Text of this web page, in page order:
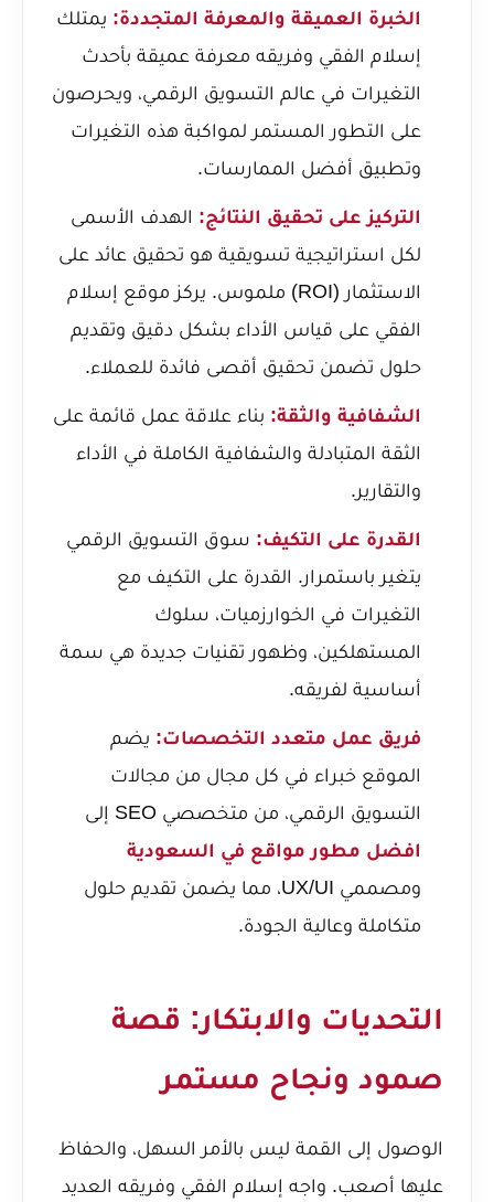
الخبرة العميقة والمعرفة المتجددة: يمتلك
إسلام الفقي وفريقه معرفة عميقة بأحدث
التغيرات في عالم التسويق الرقمي، ويحرصون
على التطور المستمر لمواكبة هذه التغيرات
وتطبيق أفضل الممارسات.
التركيز على تحقيق النتائج: الهدف الأسمى
لكل استراتيجية تسويقية هو تحقيق عائد على
الاستثمار (ROI) ملموس. يركز موقع إسلام
الفقي على قياس الأداء بشكل دقيق وتقديم
حلول تضمن تحقيق أقصى فائدة للعملاء.
الشفافية والثقة: بناء علاقة عمل قائمة على
الثقة المتبادلة والشفافية الكاملة في الأداء
والتقارير.
القدرة على التكيف: سوق التسويق الرقمي
يتغير باستمرار. القدرة على التكيف مع
التغيرات في الخوارزميات، سلوك
المستهلكين، وظهور تقنيات جديدة هي سمة
أساسية لفريقه.
فريق عمل متعدد التخصصات: يضم
الموقع خبراء في كل مجال من مجالات
التسويق الرقمي، من متخصصي SEO إلى
افضل مطور مواقع في السعودية
ومصممي UX/UI، مما يضمن تقديم حلول
متكاملة وعالية الجودة.
التحديات والابتكار: قصة
صمود ونجاح مستمر
الوصول إلى القمة ليس بالأمر السهل، والحفاظ
عليها أصعب. واجه إسلام الفقي وفريقه العديد